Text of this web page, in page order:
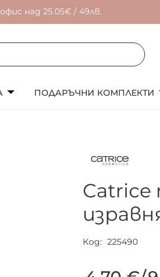
над 25.05€ / 49лв.
ПОДАРЪЧНИ КОМПЛЕКТИ
Код 225490